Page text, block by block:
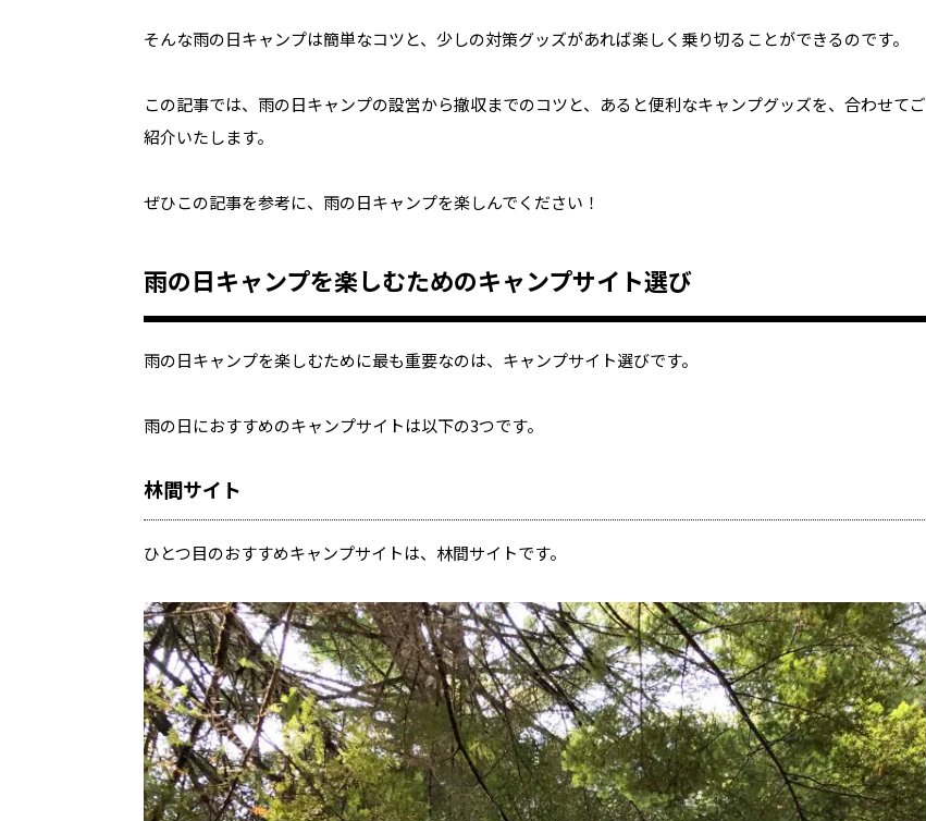
そんな雨の日キャンプは簡単なコツと、少しの対策グッズがあれば楽しく乗り切ることができるのです。
この記事では、雨の日キャンプの設営から撤収までのコツと、あると便利なキャンプグッズを、合わせてご
紹介いたします。
ぜひこの記事を参考に、雨の日キャンプを楽しんでください！
雨の日キャンプを楽しむためのキャンプサイト選び
雨の日キャンプを楽しむために最も重要なのは、キャンプサイト選びです。
雨の日におすすめのキャンプサイトは以下の3つです。
林間サイト
ひとつ目のおすすめキャンプサイトは、林間サイトです。